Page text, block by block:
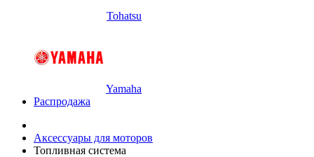
Tohatsu
Yamaha
Распродажа
Аксессуары для моторов
Топливная система